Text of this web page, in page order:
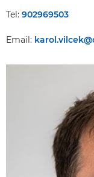
Tel: 902969503
Email: